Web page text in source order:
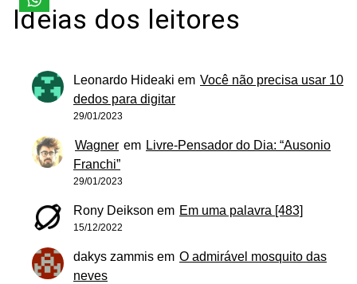
Ideias dos leitores
Leonardo Hideaki em Você não precisa usar 10
dedos para digitar
29/01/2023
Wagner em Livre-Pensador do Dia: “Ausonio
Franchi”
29/01/2023
Rony Deikson em Em uma palavra [483]
15/12/2022
dakys zammis em O admirável mosquito das
neves